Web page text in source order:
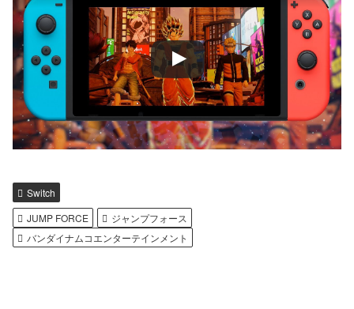
Switch
JUMP FORCE
ジャンプフォース
バンダイナムコエンターテインメント